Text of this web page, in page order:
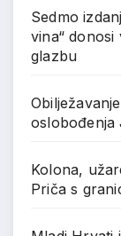
Sedmo
vina“
glazbu
oslobođenja
Kolona,
Priča s